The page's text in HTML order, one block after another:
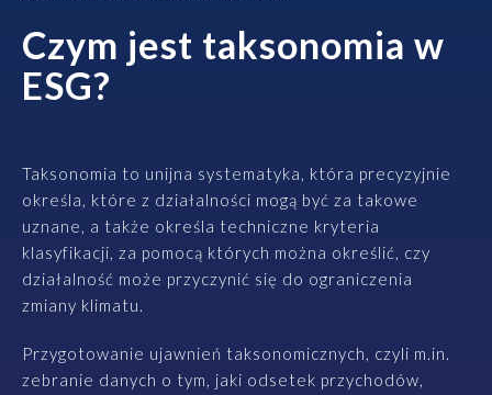
ALTOstratus
Kontakt
Czym jest taksonomia w
ESG?
Taksonomia to unijna systematyka, która precyzyjnie
określa, które z działalności mogą być za takowe
uznane, a także określa techniczne kryteria
klasyfikacji, za pomocą których można określić, czy
działalność może przyczynić się do ograniczenia
zmiany klimatu.
Przygotowanie ujawnień taksonomicznych, czyli m.in.
zebranie danych o tym, jaki odsetek przychodów,